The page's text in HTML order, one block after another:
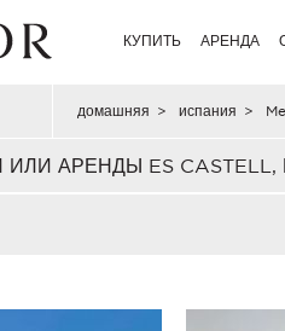
КУПИТЬ АРЕНДА
домашняя > испания >
АРЕНДЫ ES